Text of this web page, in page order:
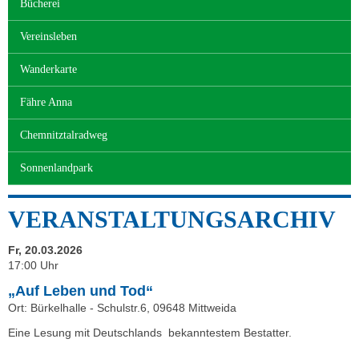
Bücherei
Vereinsleben
Wanderkarte
Fähre Anna
Chemnitztalradweg
Sonnenlandpark
VERANSTALTUNGSARCHIV
Fr, 20.03.2026
17:00 Uhr
„Auf Leben und Tod“
Ort: Bürkelhalle - Schulstr.6, 09648 Mittweida
Eine Lesung mit Deutschlands bekanntestem Bestatter.